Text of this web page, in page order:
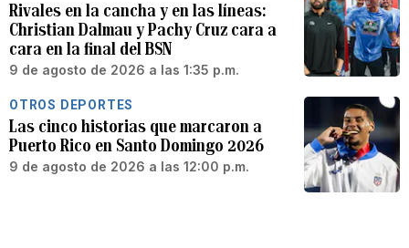
Rivales en la cancha y en las líneas:
Christian Dalmau y Pachy Cruz cara a
cara en la final del BSN
9 de agosto de 2026 a las 1:35 p.m.
OTROS DEPORTES
Las cinco historias que marcaron a
Puerto Rico en Santo Domingo 2026
9 de agosto de 2026 a las 12:00 p.m.